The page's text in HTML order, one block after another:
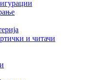
и читачи